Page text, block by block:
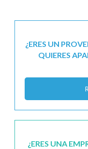
¿ERES UN
QUIERES
¿ERES UNA